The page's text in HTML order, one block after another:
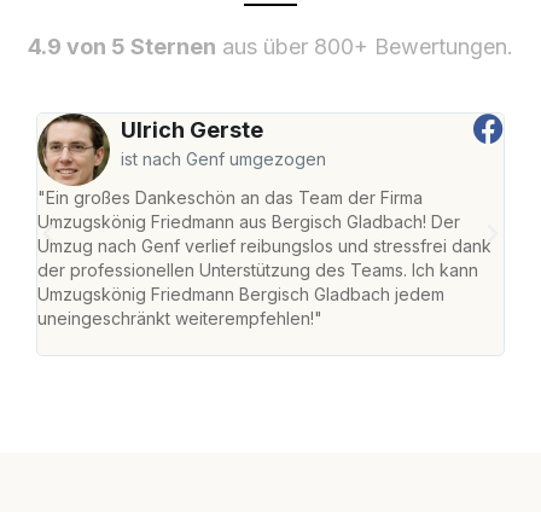
4.9 von 5 Sternen aus über 800+ Bewertungen.
Ulrich Gerste
ist nach Genf umgezogen
"Ein großes Dankeschön an das Team der Firma
Umzugskönig Friedmann aus Bergisch Gladbach! Der
Umzug nach Genf verlief reibungslos und stressfrei dank
der professionellen Unterstützung des Teams. Ich kann
Umzugskönig Friedmann Bergisch Gladbach jedem
uneingeschränkt weiterempfehlen!"